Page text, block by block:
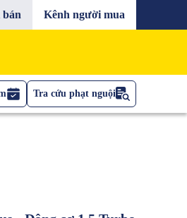
Kênh người mua
Tra cứu phạt nguội